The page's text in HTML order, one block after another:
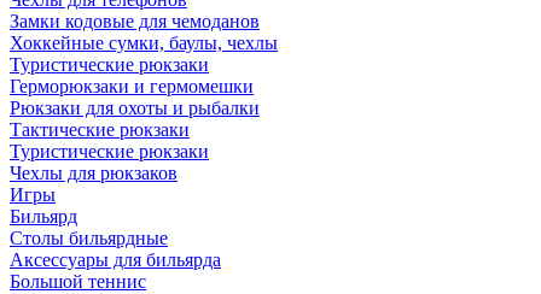
Замки кодовые для чемоданов
Хоккейные сумки, баулы, чехлы
Туристические рюкзаки
Герморюкзаки и гермомешки
Рюкзаки для охоты и рыбалки
Тактические рюкзаки
Туристические рюкзаки
Чехлы для рюкзаков
Игры
Бильярд
Столы бильярдные
Аксессуары для бильярда
Большой теннис